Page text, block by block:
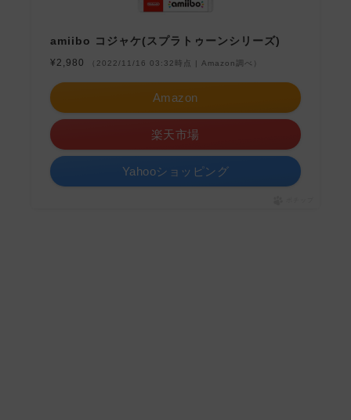
amiibo コジャケ(スプラトゥーンシリーズ)
¥2,980 （2022/11/16 03:32時点 | Amazon調べ）
Amazon
楽天市場
Yahooショッピング